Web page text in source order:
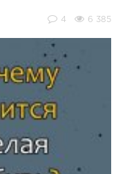
4 6 385